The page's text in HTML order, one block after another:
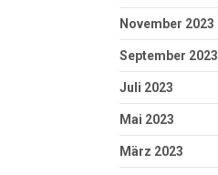
November 2023
September 2023
Juli 2023
Mai 2023
März 2023